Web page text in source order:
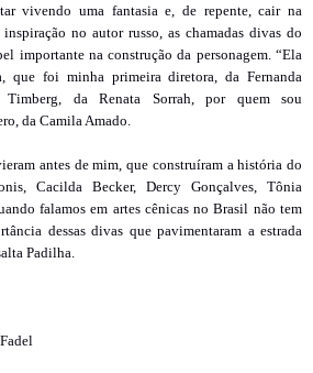
vivendo uma fantasia e, de repente, cair na
no autor russo, as chamadas divas do
importante na construção da personagem. “Ela
que foi minha primeira diretora, da Fernanda
Timberg, da Renata Sorrah, por quem sou
da Camila Amado.
antes de mim, que construíram a história do
Cacilda Becker, Dercy Gonçalves, Tônia
falamos em artes cênicas no Brasil não tem
dessas divas que pavimentaram a estrada
Padilha.